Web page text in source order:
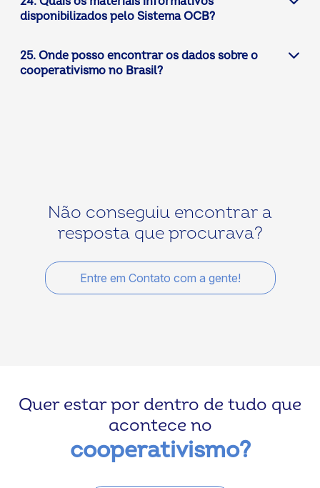
disponibilizados pelo Sistema OCB?
25. Onde posso encontrar os dados sobre o
cooperativismo no Brasil?
Não conseguiu encontrar a
resposta que procurava?
Entre em Contato com a gente!
Quer estar por dentro de tudo que
acontece no
cooperativismo?